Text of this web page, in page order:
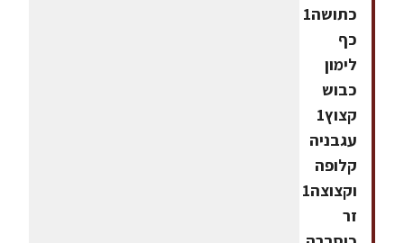
כתושה1
כף
לימון
כבוש
קצוץ1
עגבניה
קלופה
וקצוצה1
זר